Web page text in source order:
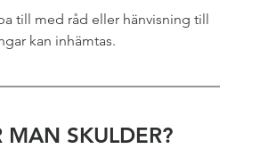
till med råd eller hänvisning till
kan inhämtas.
MAN SKULDER?